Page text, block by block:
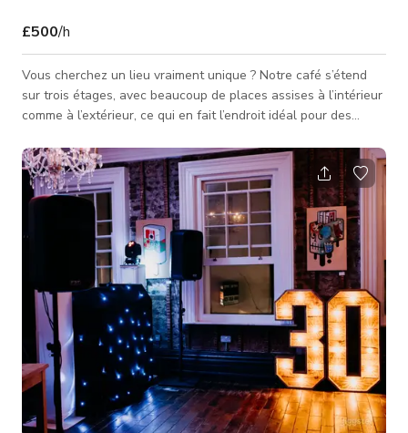
£500/h
Vous cherchez un lieu vraiment unique ? Notre café s’étend
sur trois étages, avec beaucoup de places assises à l’intérieur
comme à l’extérieur, ce qui en fait l’endroit idéal pour des
expérience unique et élevée, rendez-vous dans notre
fantastique jardin sur le toit, où vous pourrez savourer de
délicieux plats de notre cuisine tout en profitant d’une vue
panoramique sur Brighton. Donc, si vous cherchez un café qui